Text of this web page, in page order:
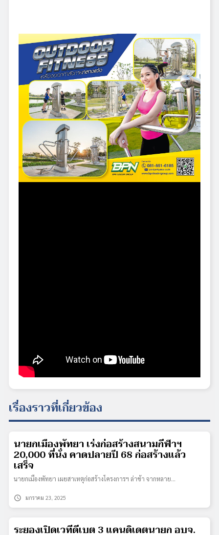
เรื่องราวที่เกี่ยวข้อง
นายกเมืองพัทยา เร่งก่อสร้างสนามกีฬาฯ
20,000 ที่นั่ง คาดปลายปี 68 ก่อสร้างแล้ว
เสร็จ
นายกเมืองพัทยา เผยสาเหตุก่อสร้างโครงการฯ ล่าช้า จากหลาย…
schedule มกราคม 23, 2025
ระยองเปิดเวทีดีเบต 3 แคนดิเดตนายก อบจ.